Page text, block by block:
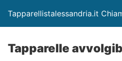
Tapparellistalessandria.it
Tapparelle